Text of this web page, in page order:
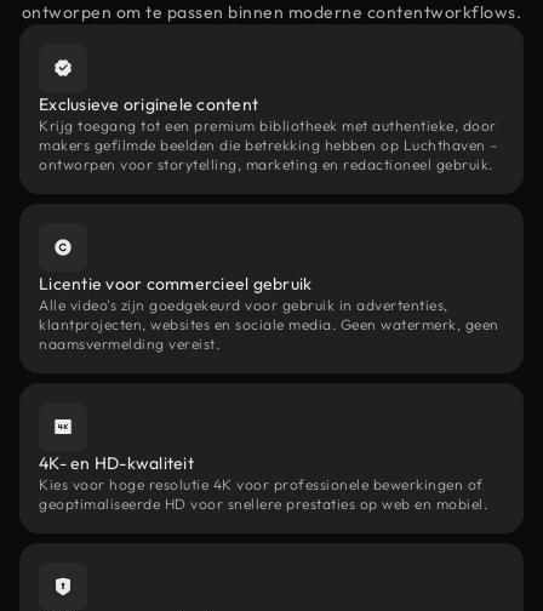
ontworpen om te passen binnen moderne contentworkflows.
Exclusieve originele content
Krijg toegang tot een premium bibliotheek met authentieke, door
makers gefilmde beelden die betrekking hebben op Luchthaven –
ontworpen voor storytelling, marketing en redactioneel gebruik.
Licentie voor commercieel gebruik
Alle video's zijn goedgekeurd voor gebruik in advertenties,
klantprojecten, websites en sociale media. Geen watermerk, geen
naamsvermelding vereist.
4K- en HD-kwaliteit
Kies voor hoge resolutie 4K voor professionele bewerkingen of
geoptimaliseerde HD voor snellere prestaties op web en mobiel.